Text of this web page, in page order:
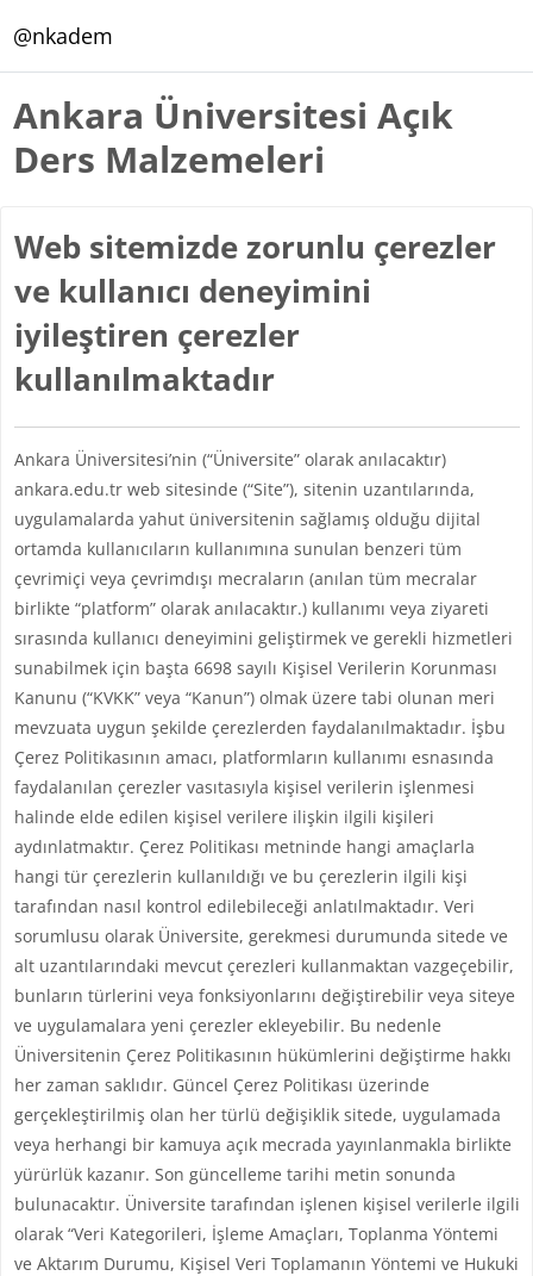
@nkadem
Ankara Üniversitesi Açık
Ders Malzemeleri
Web sitemizde zorunlu çerezler
ve kullanıcı deneyimini
iyileştiren çerezler
kullanılmaktadır
Ankara Üniversitesi’nin (“Üniversite” olarak anılacaktır)
ankara.edu.tr web sitesinde (“Site”), sitenin uzantılarında,
uygulamalarda yahut üniversitenin sağlamış olduğu dijital
ortamda kullanıcıların kullanımına sunulan benzeri tüm
çevrimiçi veya çevrimdışı mecraların (anılan tüm mecralar
birlikte “platform” olarak anılacaktır.) kullanımı veya ziyareti
sırasında kullanıcı deneyimini geliştirmek ve gerekli hizmetleri
sunabilmek için başta 6698 sayılı Kişisel Verilerin Korunması
Kanunu (“KVKK” veya “Kanun”) olmak üzere tabi olunan meri
mevzuata uygun şekilde çerezlerden faydalanılmaktadır. İşbu
Çerez Politikasının amacı, platformların kullanımı esnasında
faydalanılan çerezler vasıtasıyla kişisel verilerin işlenmesi
halinde elde edilen kişisel verilere ilişkin ilgili kişileri
aydınlatmaktır. Çerez Politikası metninde hangi amaçlarla
hangi tür çerezlerin kullanıldığı ve bu çerezlerin ilgili kişi
tarafından nasıl kontrol edilebileceği anlatılmaktadır. Veri
sorumlusu olarak Üniversite, gerekmesi durumunda sitede ve
alt uzantılarındaki mevcut çerezleri kullanmaktan vazgeçebilir,
bunların türlerini veya fonksiyonlarını değiştirebilir veya siteye
ve uygulamalara yeni çerezler ekleyebilir. Bu nedenle
Üniversitenin Çerez Politikasının hükümlerini değiştirme hakkı
her zaman saklıdır. Güncel Çerez Politikası üzerinde
gerçekleştirilmiş olan her türlü değişiklik sitede, uygulamada
veya herhangi bir kamuya açık mecrada yayınlanmakla birlikte
yürürlük kazanır. Son güncelleme tarihi metin sonunda
bulunacaktır. Üniversite tarafından işlenen kişisel verilerle ilgili
olarak “Veri Kategorileri, İşleme Amaçları, Toplanma Yöntemi
ve Aktarım Durumu, Kişisel Veri Toplamanın Yöntemi ve Hukuki